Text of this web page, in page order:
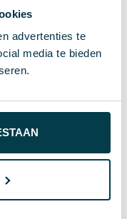
advertenties te
media te bieden
18194
Wit
7.6 cm
11.8 cm
3 cm